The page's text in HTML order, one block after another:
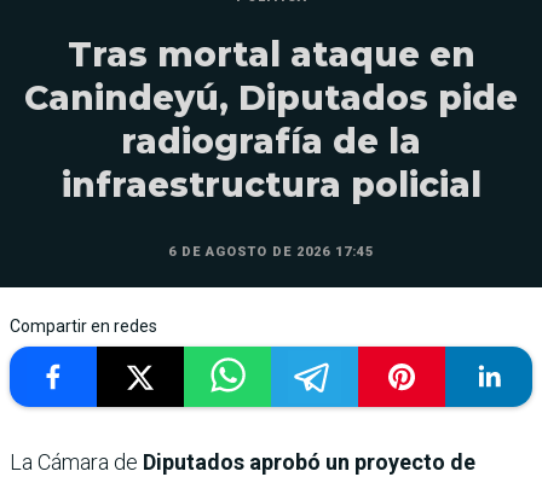
Tras mortal ataque en
Canindeyú, Diputados pide
radiografía de la
infraestructura policial
6 DE AGOSTO DE 2026 17:45
Compartir en redes
La Cámara de Diputados aprobó un proyecto de